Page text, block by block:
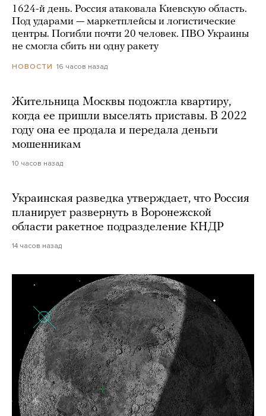
1624-й день. Россия атаковала Киевскую область.
Под ударами — маркетплейсы и логистические
центры. Погибли почти 20 человек. ПВО Украины
не смогла сбить ни одну ракету
НОВОСТИ 16 часов назад
Жительница Москвы подожгла квартиру,
когда ее пришли выселять приставы. В 2022
году она ее продала и передала деньги
мошенникам
10 часов назад
Украинская разведка утверждает, что Россия
планирует развернуть в Воронежской
области ракетное подразделение КНДР
14 часов назад